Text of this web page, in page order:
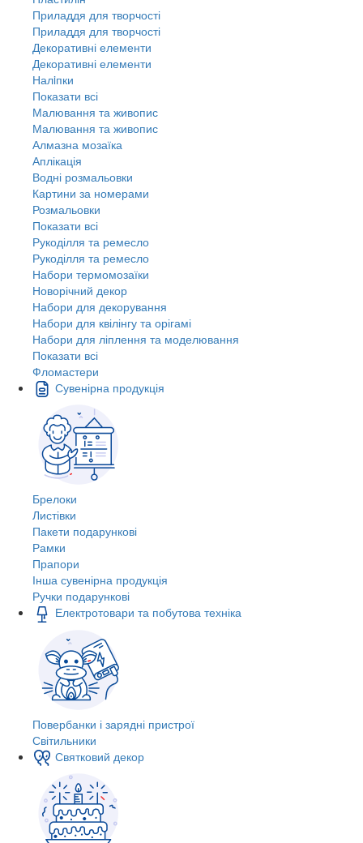
Приладдя для творчості
Приладдя для творчості
Декоративні елементи
Декоративні елементи
Налiпки
Показати всі
Малювання та живопис
Малювання та живопис
Алмазна мозаїка
Аплікація
Водні розмальовки
Картини за номерами
Розмальовки
Показати всі
Рукоділля та ремесло
Рукоділля та ремесло
Набори термомозаїки
Новорічний декор
Набори для декорування
Набори для квілінгу та орігамі
Набори для ліплення та моделювання
Показати всі
Фломастери
Сувенірна продукція
Брелоки
Листівки
Пакети подарункові
Рамки
Прапори
Інша сувенірна продукція
Ручки подарункові
Електротовари та побутова техніка
Повербанки і зарядні пристрої
Світильники
Святковий декор